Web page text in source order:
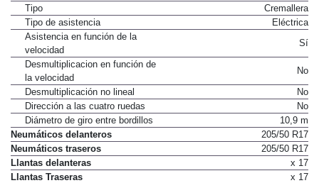
Tipo
Cremallera
Tipo de asistencia
Eléctrica
Asistencia en función de la
velocidad
Sí
Desmultiplicacion en función de
la velocidad
No
Desmultiplicación no lineal
No
Dirección a las cuatro ruedas
No
Diámetro de giro entre bordillos
10,9 m
Neumáticos delanteros
205/50 R17
Neumáticos traseros
205/50 R17
Llantas delanteras
x 17
Llantas Traseras
x 17